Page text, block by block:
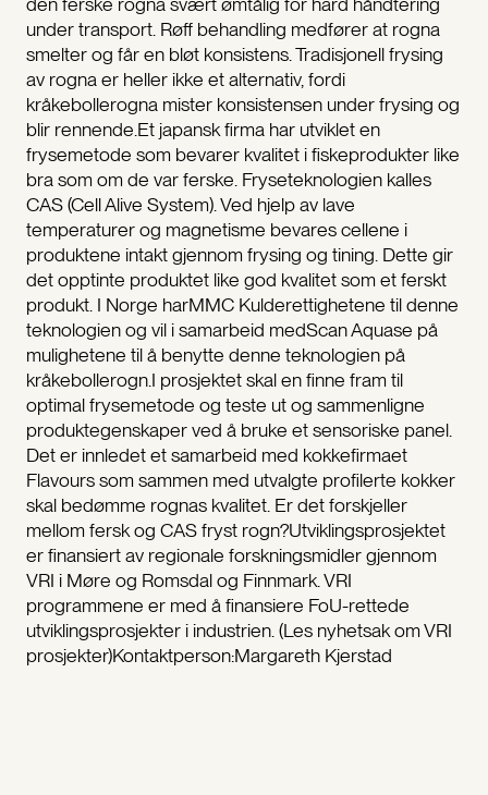
under transport. Røff behandling medfører at rogna
smelter og får en bløt konsistens. Tradisjonell frysing
av rogna er heller ikke et alternativ, fordi
kråkebollerogna mister konsistensen under frysing og
blir rennende.Et japansk firma har utviklet en
frysemetode som bevarer kvalitet i fiskeprodukter like
bra som om de var ferske. Fryseteknologien kalles
CAS (Cell Alive System). Ved hjelp av lave
temperaturer og magnetisme bevares cellene i
produktene intakt gjennom frysing og tining. Dette gir
det opptinte produktet like god kvalitet som et ferskt
produkt. I Norge harMMC Kulderettighetene til denne
teknologien og vil i samarbeid medScan Aquase på
mulighetene til å benytte denne teknologien på
kråkebollerogn.I prosjektet skal en finne fram til
optimal frysemetode og teste ut og sammenligne
produktegenskaper ved å bruke et sensoriske panel.
Det er innledet et samarbeid med kokkefirmaet
Flavours som sammen med utvalgte profilerte kokker
skal bedømme rognas kvalitet. Er det forskjeller
mellom fersk og CAS fryst rogn?Utviklingsprosjektet
er finansiert av regionale forskningsmidler gjennom
VRI i Møre og Romsdal og Finnmark. VRI
programmene er med å finansiere FoU-rettede
utviklingsprosjekter i industrien. (Les nyhetsak om VRI
prosjekter)Kontaktperson:Margareth Kjerstad